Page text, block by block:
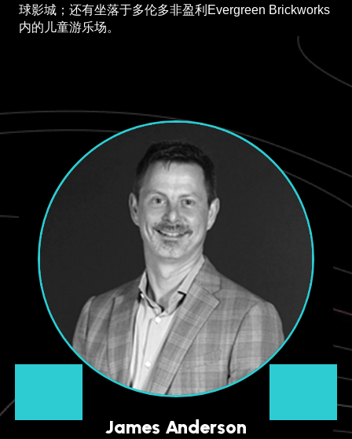
球影城；还有坐落于多伦多非盈利Evergreen Brickworks
内的儿童游乐场。
James Anderson